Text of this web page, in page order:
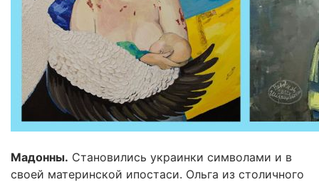
Мадонны. Становились украинки символами и в
своей материнской ипостаси. Ольга из столичного